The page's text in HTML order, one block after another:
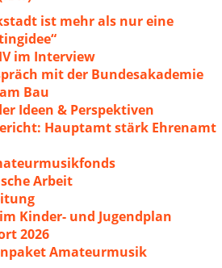
ist mehr als nur eine
im Interview
mit der Bundesakademie
Bau
Ideen & Perspektiven
Hauptamt stärk Ehrenamt
Arbeit
Kinder- und Jugendplan
2026
Amateurmusik